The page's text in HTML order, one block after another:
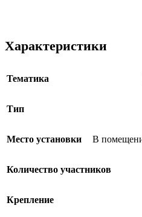
Характеристики
Тематика
Тип
Место установки В
Количество участников
Крепление